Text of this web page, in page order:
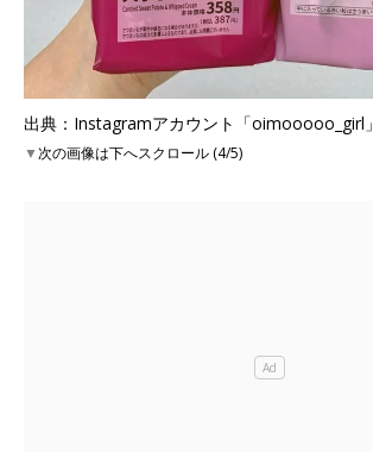
出典：Instagramアカウント「oimooooo_girl」
▼次の画像は下へスクロール (4/5)